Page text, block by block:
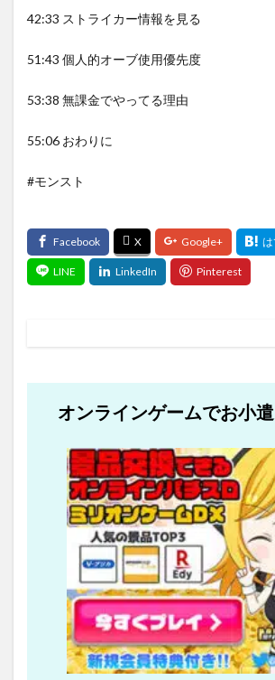
42:33 ストライカー情報を見る
51:43 個人的オーブ使用優先度
53:38 無課金でやってる理由
55:06 おわりに
#モンスト
オンラインゲームでお小遣